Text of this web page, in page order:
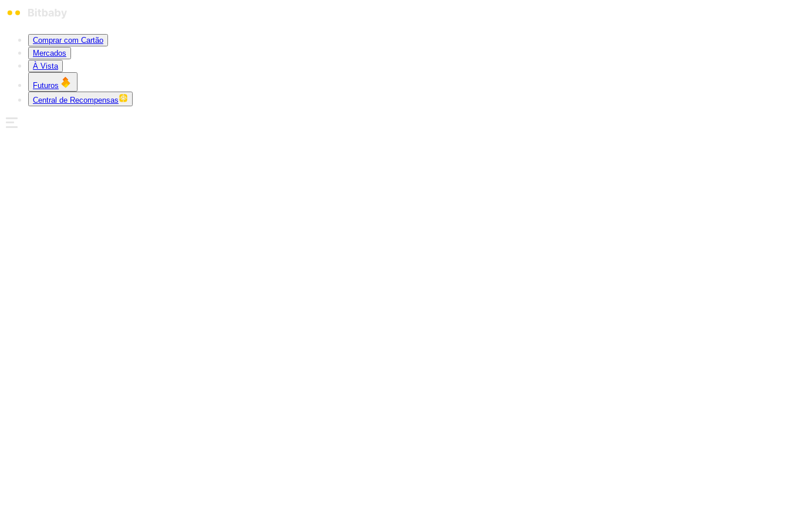
Comprar com Cartão
Mercados
À Vista
Futuros
Central de Recompensas